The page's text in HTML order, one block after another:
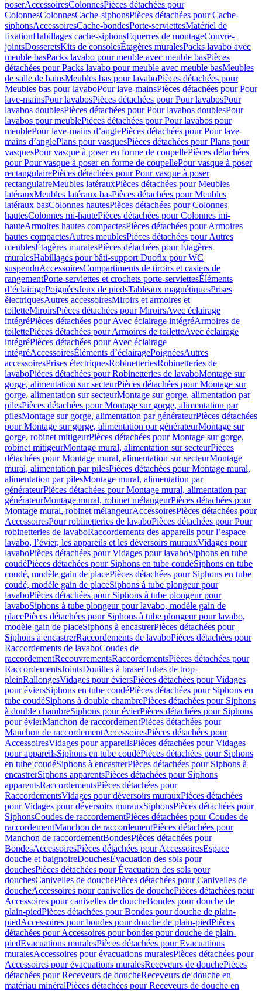
poserAccessoiresColonnesPièces détachées pour
ColonnesColonnesCache-siphonsPièces détachées pour Cache-
siphonsAccessoiresCache-bondesPorte-serviettesMatériel de
fixationHabillages cache-siphonsEquerres de montageCouvre-
jointsDosseretsKits de consolesÉtagères muralesPacks lavabo avec
meuble basPacks lavabo pour meuble avec meuble basPièces
détachées pour Packs lavabo pour meuble avec meuble basMeubles
de salle de bainsMeubles bas pour lavaboPièces détachées pour
Meubles bas pour lavaboPour lave-mainsPièces détachées pour Pour
lave-mainsPour lavabosPièces détachées pour Pour lavabosPour
lavabos doublesPièces détachées pour Pour lavabos doublesPour
lavabos pour meublePièces détachées pour Pour lavabos pour
meublePour lave-mains d’anglePièces détachées pour Pour lave-
mains d’anglePlans pour vasquesPièces détachées pour Plans pour
vasquesPour vasque à poser en forme de coupellePièces détachées
pour Pour vasque à poser en forme de coupellePour vasque à poser
rectangulairePièces détachées pour Pour vasque à poser
rectangulaireMeubles latérauxPièces détachées pour Meubles
latérauxMeubles latéraux basPièces détachées pour Meubles
latéraux basColonnes hautesPièces détachées pour Colonnes
hautesColonnes mi-hautePièces détachées pour Colonnes mi-
hauteArmoires hautes compactesPièces détachées pour Armoires
hautes compactesAutres meublesPièces détachées pour Autres
meublesÉtagères muralesPièces détachées pour Étagères
muralesHabillages pour bâti-support Duofix pour WC
suspenduAccessoiresCompartiments de tiroirs et casiers de
rangementPorte-serviettes et crochets porte-serviettesÉléments
d’éclairagePoignéesJeux de piedsTableaux magnétiquesPrises
électriquesAutres accessoiresMiroirs et armoires et
toiletteMiroirsPièces détachées pour MiroirsAvec éclairage
intégréPièces détachées pour Avec éclairage intégréArmoires de
toilettePièces détachées pour Armoires de toiletteAvec éclairage
intégréPièces détachées pour Avec éclairage
intégréAccessoiresÉléments d’éclairagePoignéesAutres
accessoiresPrises électriquesRobinetteriesRobinetteries de
lavaboPièces détachées pour Robinetteries de lavaboMontage sur
gorge, alimentation sur secteurPièces détachées pour Montage sur
gorge, alimentation sur secteurMontage sur gorge, alimentation par
pilesPièces détachées pour Montage sur gorge, alimentation par
pilesMontage sur gorge, alimentation par générateurPièces détachées
pour Montage sur gorge, alimentation par générateurMontage sur
gorge, robinet mitigeurPièces détachées pour Montage sur gorge,
robinet mitigeurMontage mural, alimentation sur secteurPièces
détachées pour Montage mural, alimentation sur secteurMontage
mural, alimentation par pilesPièces détachées pour Montage mural,
alimentation par pilesMontage mural, alimentation par
générateurPièces détachées pour Montage mural, alimentation par
générateurMontage mural, robinet mélangeurPièces détachées pour
Montage mural, robinet mélangeurAccessoiresPièces détachées pour
AccessoiresPour robinetteries de lavaboPièces détachées pour Pour
robinetteries de lavaboRaccordements des appareils pour l’espace
lavabo, l’évier, les appareils et les déversoirs murauxVidages pour
lavaboPièces détachées pour Vidages pour lavaboSiphons en tube
coudéPièces détachées pour Siphons en tube coudéSiphons en tube
coudé, modèle gain de placePièces détachées pour Siphons en tube
coudé, modèle gain de placeSiphons à tube plongeur pour
lavaboPièces détachées pour Siphons à tube plongeur pour
lavaboSiphons à tube plongeur pour lavabo, modèle gain de
placePièces détachées pour Siphons à tube plongeur pour lavabo,
modèle gain de placeSiphons à encastrerPièces détachées pour
Siphons à encastrerRaccordements de lavaboPièces détachées pour
Raccordements de lavaboCoudes de
raccordementRecouvrementsRaccordementsPièces détachées pour
RaccordementsJointsDouilles à braserTubes de trop-
pleinRallongesVidages pour éviersPièces détachées pour Vidages
pour éviersSiphons en tube coudéPièces détachées pour Siphons en
tube coudéSiphons à double chambrePièces détachées pour Siphons
à double chambreSiphons pour évierPièces détachées pour Siphons
pour évierManchon de raccordementPièces détachées pour
Manchon de raccordementAccessoiresPièces détachées pour
AccessoiresVidages pour appareilsPièces détachées pour Vidages
pour appareilsSiphons en tube coudéPièces détachées pour Siphons
en tube coudéSiphons à encastrerPièces détachées pour Siphons à
encastrerSiphons apparentsPièces détachées pour Siphons
apparentsRaccordementsPièces détachées pour
RaccordementsVidages pour déversoirs murauxPièces détachées
pour Vidages pour déversoirs murauxSiphonsPièces détachées pour
SiphonsCoudes de raccordementPièces détachées pour Coudes de
raccordementManchon de raccordementPièces détachées pour
Manchon de raccordementBondesPièces détachées pour
BondesAccessoiresPièces détachées pour AccessoiresEspace
douche et baignoireDouchesÉvacuation des sols pour
douchesPièces détachées pour Évacuation des sols pour
douchesCanivelles de douchePièces détachées pour Canivelles de
doucheAccessoires pour canivelles de douchePièces détachées pour
Accessoires pour canivelles de doucheBondes pour douche de
plain-piedPièces détachées pour Bondes pour douche de plain-
piedAccessoires pour bondes pour douche de plain-piedPièces
détachées pour Accessoires pour bondes pour douche de plain-
piedEvacuations muralesPièces détachées pour Evacuations
muralesAccessoires pour évacuations muralesPièces détachées pour
Accessoires pour évacuations muralesReceveurs de douchePièces
détachées pour Receveurs de doucheReceveurs de douche en
matériau minéralPièces détachées pour Receveurs de douche en